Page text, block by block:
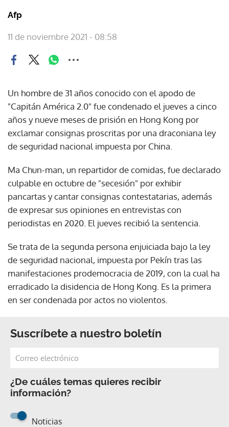
Afp
11 de noviembre 2021 - 08:58
Un hombre de 31 años conocido con el apodo de
"Capitán América 2.0" fue condenado el jueves a cinco
años y nueve meses de prisión en Hong Kong por
exclamar consignas proscritas por una draconiana ley
de seguridad nacional impuesta por China.
Ma Chun-man, un repartidor de comidas, fue declarado
culpable en octubre de "secesión" por exhibir
pancartas y cantar consignas contestatarias, además
de expresar sus opiniones en entrevistas con
periodistas en 2020. El jueves recibió la sentencia.
Se trata de la segunda persona enjuiciada bajo la ley
de seguridad nacional, impuesta por Pekín tras las
manifestaciones prodemocracia de 2019, con la cual ha
erradicado la disidencia de Hong Kong. Es la primera
en ser condenada por actos no violentos.
Suscríbete a nuestro boletín
¿De cuáles temas quieres recibir
información?
Noticias